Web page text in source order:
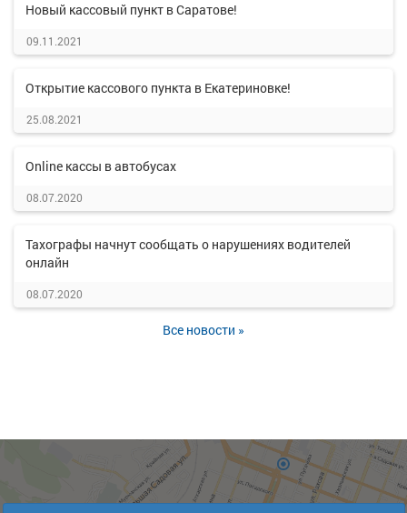
Новый кассовый пункт в Саратове!
09.11.2021
Открытие кассового пункта в Екатериновке!
25.08.2021
Online кассы в автобусах
08.07.2020
Тахографы начнут сообщать о нарушениях водителей
онлайн
08.07.2020
Все новости »